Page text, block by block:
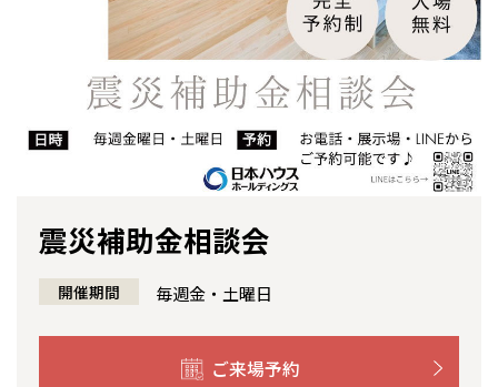
感謝訪問・長期保証
24時間対応コールセンター
デザイン賞各種受賞
理想の木材「檜」
外観・インテリア集
WEB住宅展示場
住まいのコラム
住まいのお手入れ集
リフォームの流れ
介護保険利用で快適リフォーム
賃貸併用住宅のメリット
安心のサポートシステム
商品紹介
分譲住宅・土地
分譲マンション
分譲マンション トップ
高い信頼性
安心の管理体制
トランクルーム
会社情報 トップ
ニュースリリース
お問い合わせ
会員サイト
震災補助金相談会
開催期間 毎週金・土曜日
ご来場予約